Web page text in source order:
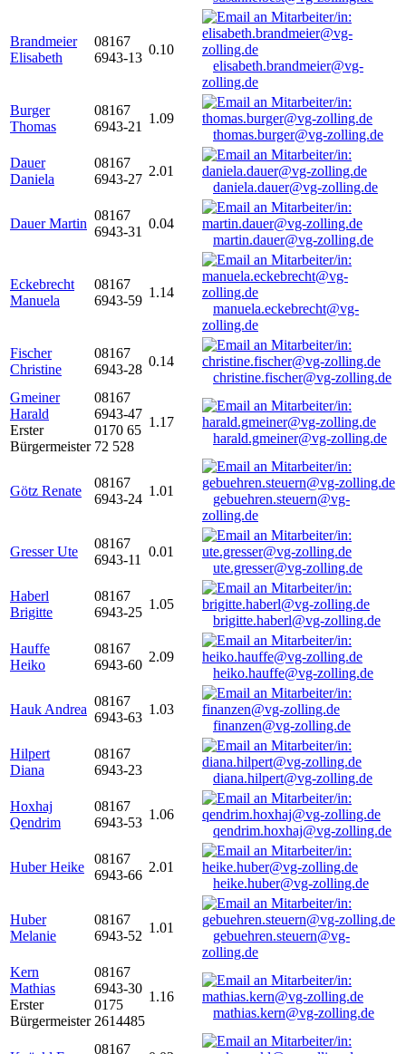
Brandmeier
Elisabeth
08167
6943-13
0.10
elisabeth.brandmeier@vg-
zolling.de
Burger
Thomas
08167
6943-21
1.09
thomas.burger@vg-zolling.de
Dauer
Daniela
08167
6943-27
2.01
daniela.dauer@vg-zolling.de
Dauer Martin
08167
6943-31
0.04
martin.dauer@vg-zolling.de
Eckebrecht
Manuela
08167
6943-59
1.14
manuela.eckebrecht@vg-
zolling.de
Fischer
Christine
08167
6943-28
0.14
christine.fischer@vg-zolling.de
Gmeiner
Harald
Erster
Bürgermeister
08167
6943-47
0170 65
72 528
1.17
harald.gmeiner@vg-zolling.de
Götz Renate
08167
6943-24
1.01
gebuehren.steuern@vg-
zolling.de
Gresser Ute
08167
6943-11
0.01
ute.gresser@vg-zolling.de
Haberl
Brigitte
08167
6943-25
1.05
brigitte.haberl@vg-zolling.de
Hauffe
Heiko
08167
6943-60
2.09
heiko.hauffe@vg-zolling.de
Hauk Andrea
08167
6943-63
1.03
finanzen@vg-zolling.de
Hilpert
Diana
08167
6943-23
diana.hilpert@vg-zolling.de
Hoxhaj
Qendrim
08167
6943-53
1.06
qendrim.hoxhaj@vg-zolling.de
Huber Heike
08167
6943-66
2.01
heike.huber@vg-zolling.de
Huber
Melanie
08167
6943-52
1.01
gebuehren.steuern@vg-
zolling.de
Kern
Mathias
Erster
Bürgermeister
08167
6943-30
0175
2614485
1.16
mathias.kern@vg-zolling.de
08167